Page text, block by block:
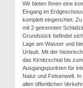
Wir bieten Ihnen eine
Eingang im
komplett eingerichtet.
mit 2 getrennten
Grundstück befindet
Lage am Wasser und
Urlaub. Mit der
das Kirnitzschtal bis
Ausgangspunkten für
Natur und Felsenwelt.
allen öffentlichen